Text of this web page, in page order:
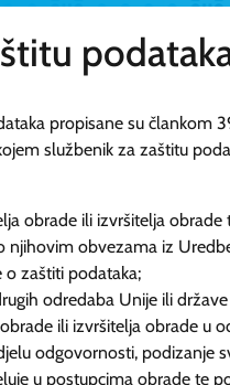
propisane su člankom
službenik za zaštitu
obrade ili izvršitelja obrade
njihovim obvezama iz
zaštiti podataka;
odredaba Unije ili
ili izvršitelja obrade u
odgovornosti, podizanje
u postupcima obrade te